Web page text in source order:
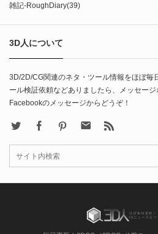
雑記-RoughDiary(39)
3D人について
3D/2D/CG関連のネタ・ツール情報をほぼ毎
ール検証依頼などありましたら、メッセー
Facebookのメッセージからどうぞ！
FacebookPinterest Contact